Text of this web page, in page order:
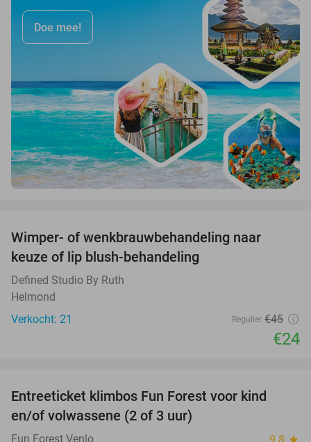
Doe mee!
Wimper- of wenkbrauwbehandeling naar
keuze of lip blush-behandeling
Defined Studio By Ruth
Helmond
Verkocht: 21
Regulier €45
€24
Entreeticket klimbos Fun Forest voor kind
en/of volwassene (2 of 3 uur)
Fun Forest Venlo star